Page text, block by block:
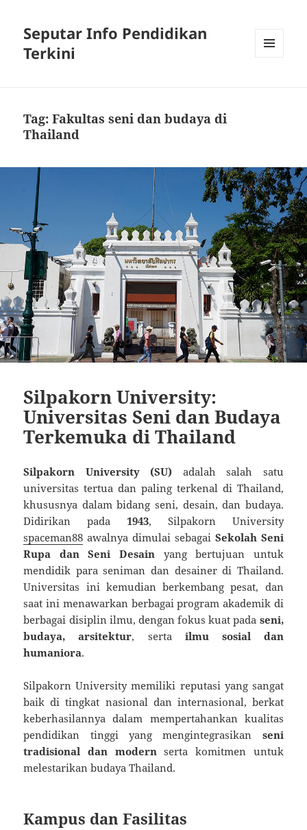
Seputar Info Pendidikan
Terkini
Tag:Fakultas seni dan budaya di
Thailand
Silpakorn University:
Universitas Seni dan Budaya
Terkemuka di Thailand
Silpakorn University (SU) adalah salah satu
universitas tertua dan paling terkenal di Thailand,
khususnya dalam bidang seni, desain, dan budaya.
Didirikan pada 1943, Silpakorn University
spaceman88 awalnya dimulai sebagai Sekolah Seni
Rupa dan Seni Desain yang bertujuan untuk
mendidik para seniman dan desainer di Thailand.
Universitas ini kemudian berkembang pesat, dan
saat ini menawarkan berbagai program akademik di
berbagai disiplin ilmu, dengan fokus kuat pada seni,
budaya, arsitektur, serta ilmu sosial dan
humaniora.
Silpakorn University memiliki reputasi yang sangat
baik di tingkat nasional dan internasional, berkat
keberhasilannya dalam mempertahankan kualitas
pendidikan tinggi yang mengintegrasikan seni
tradisional dan modernserta komitmen untuk
melestarikan budaya Thailand.
Kampus dan Fasilitas